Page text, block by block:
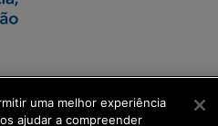
uma melhor experiência
ajudar a compreender